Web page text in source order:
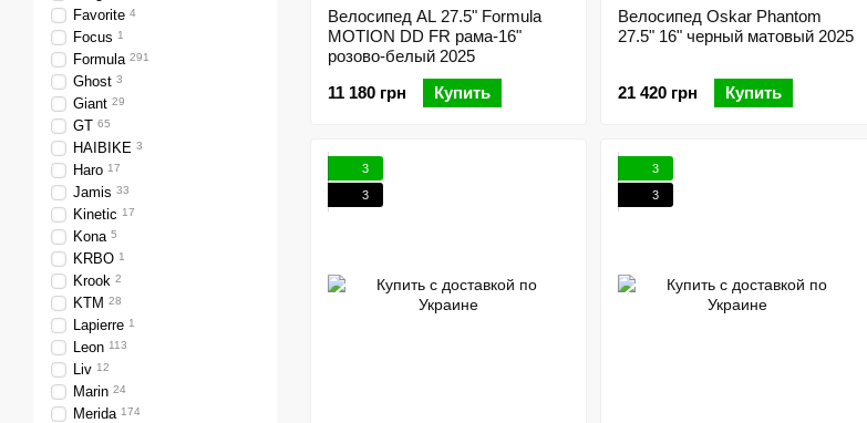
Велосипед AL 27.5" Formula
MOTION DD FR рама-16"
розово-белый 2025
11 180 грн
Купить
Велосипед Oskar Phantom
27.5" 16" черный матовый 2025
21 420 грн Купить
3
3
3
3
Favorite 4
Focus 1
Formula 291
Ghost 3
Giant 29
GT 65
HAIBIKE 3
Haro 17
Jamis 33
Kinetic 17
Kona 5
KRBO 1
Krook 2
KTM 28
Lapierre 1
Leon 113
Liv 12
Marin 24
Merida 174